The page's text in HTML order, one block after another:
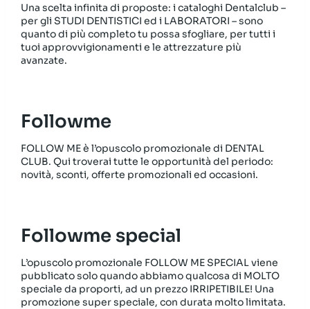
Una scelta infinita di proposte: i cataloghi Dentalclub –
per gli STUDI DENTISTICI ed i LABORATORI – sono
quanto di più completo tu possa sfogliare, per tutti i
tuoi approvvigionamenti e le attrezzature più
avanzate.
Followme
FOLLOW ME è l’opuscolo promozionale di DENTAL
CLUB. Qui troverai tutte le opportunità del periodo:
novità, sconti, offerte promozionali ed occasioni.
Followme special
L’opuscolo promozionale FOLLOW ME SPECIAL viene
pubblicato solo quando abbiamo qualcosa di MOLTO
speciale da proporti, ad un prezzo IRRIPETIBILE! Una
promozione super speciale, con durata molto limitata.